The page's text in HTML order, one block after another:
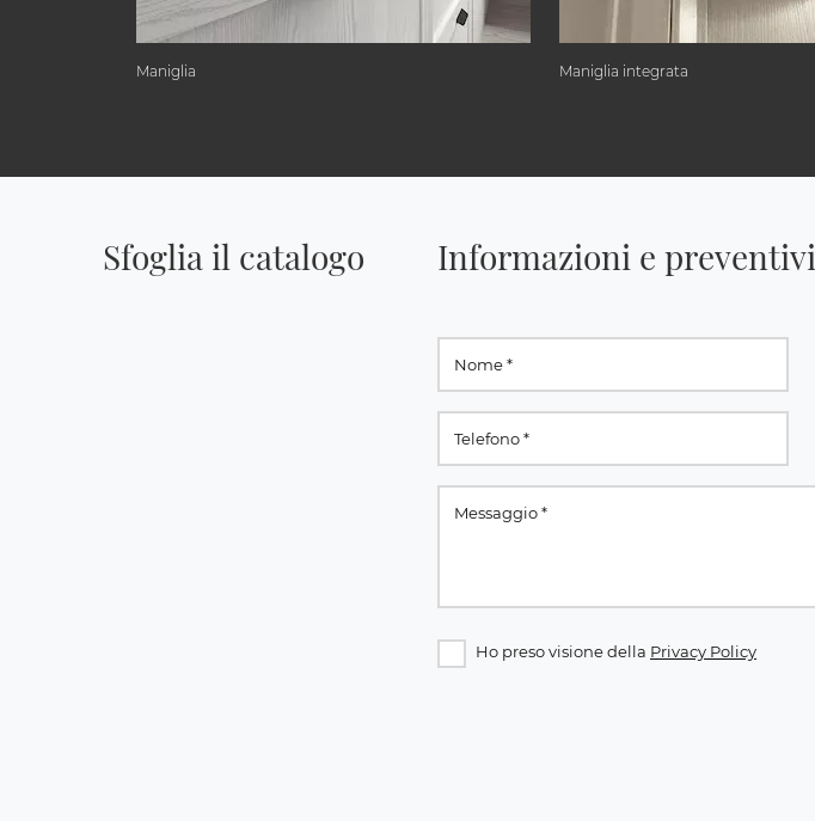
Maniglia Maniglia integrata
Sfoglia il catalogo Informazioni e preventivi
Ho preso visione della Privacy Policy